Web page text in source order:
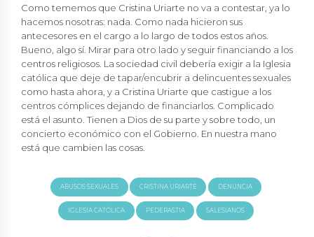
Como tememos que Cristina Uriarte no va a contestar, ya lo
hacemos nosotras: nada. Como nada hicieron sus
antecesores en el cargo a lo largo de todos estos años.
Bueno, algo sí. Mirar para otro lado y seguir financiando a los
centros religiosos. La sociedad civil debería exigir a la Iglesia
católica que deje de tapar/encubrir a delincuentes sexuales
como hasta ahora, y a Cristina Uriarte que castigue a los
centros cómplices dejando de financiarlos. Complicado
está el asunto. Tienen a Dios de su parte y sobre todo, un
concierto económico con el Gobierno. En nuestra mano
está que cambien las cosas.
ABUSOS SEXUALES CRISTINA URIARTE DENUNCIA
IGLESIA CATÓLICA PEDERASTIA SALESIANOS